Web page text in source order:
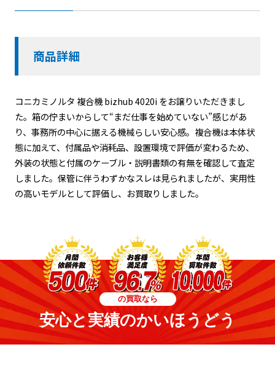
商品詳細
コニカミノルタ 複合機 bizhub 4020i をお譲りいただきまし
た。箱の佇まいからして“まだ仕事を始めていない”感じがあ
り、事務所の中心に据える機械らしい安心感。複合機は本体状
態に加えて、付属品や消耗品、設置環境で評価が変わるため、
外装の状態と付属のケーブル・説明書類の有無を確認して査定
しました。保管に伴うわずかなスレは見られましたが、実用性
の高いモデルとして評価し、お買取りしました。
の買取なら
安心と実績のかいほうどう